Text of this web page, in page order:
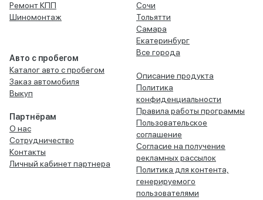
Ремонт КПП
Шиномонтаж
Авто с пробегом
Каталог авто с пробегом
Заказ автомобиля
Выкуп
Партнёрам
О нас
Сотрудничество
Контакты
Личный кабинет партнера
Сочи
Тольятти
Самара
Екатеринбург
Все города
Описание продукта
Политика
конфиденциальности
Правила работы программы
Пользовательское
соглашение
Согласие на получение
рекламных рассылок
Политика для контента,
генерируемого
пользователями